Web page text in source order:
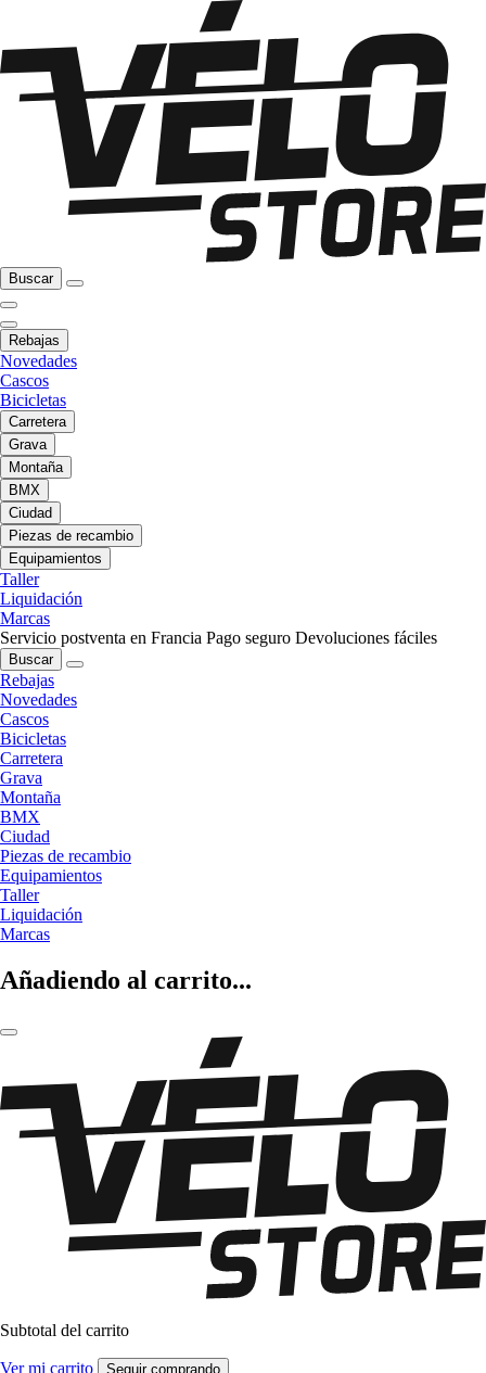
Buscar
Rebajas
Novedades
Cascos
Bicicletas
Carretera
Grava
Montaña
BMX
Ciudad
Piezas de recambio
Equipamientos
Taller
Liquidación
Marcas
Servicio postventa en Francia Pago seguro Devoluciones fáciles
Buscar
Rebajas
Novedades
Cascos
Bicicletas
Carretera
Grava
Montaña
BMX
Ciudad
Piezas de recambio
Equipamientos
Taller
Liquidación
Marcas
Añadiendo al carrito...
Subtotal del carrito
Ver mi carrito Seguir comprando